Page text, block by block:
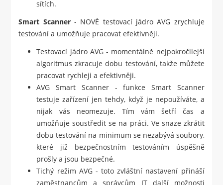
sítích.
Smart Scanner- NOVÉ testovací jádro AVG zrychluje
testování a umožňuje pracovat efektivněji.
Testovací jádro AVG - momentálně nejpokročilejší
algoritmus zkracuje dobu testování, takže můžete
pracovat rychleji a efektivněji.
AVG Smart Scanner - funkce Smart Scanner
testuje zařízení jen tehdy, když je nepoužíváte, a
nijak vás neomezuje. Tím vám šetří čas a
umožňuje soustředit se na práci. Ve snaze zkrátit
dobu testování na minimum se nezabývá soubory,
které již bezpečnostním testováním úspěšně
prošly a jsou bezpečné.
Tichý režim AVG - toto zvláštní nastavení přináší
zaměstnancům a správcům IT další možnosti